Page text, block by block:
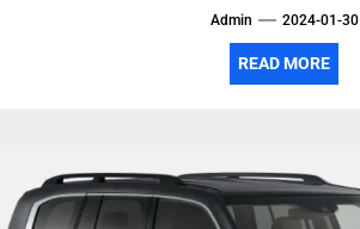
Admin 2024-01-30
READ MORE